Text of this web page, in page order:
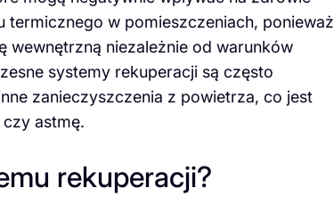
w pomieszczeniach, ponieważ
wewnętrzną niezależnie od warunków
systemy rekuperacji są często
zanieczyszczenia z powietrza, co jest
astmę.
rekuperacji?